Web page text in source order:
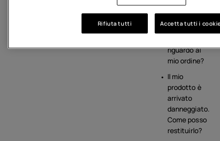
comunicazioni
riguardo al
mio ordine?
Il mio
prodotto è
arrivato
danneggiato.
Come posso
restituirlo?
Rifiuta tutti Accetta tutti i